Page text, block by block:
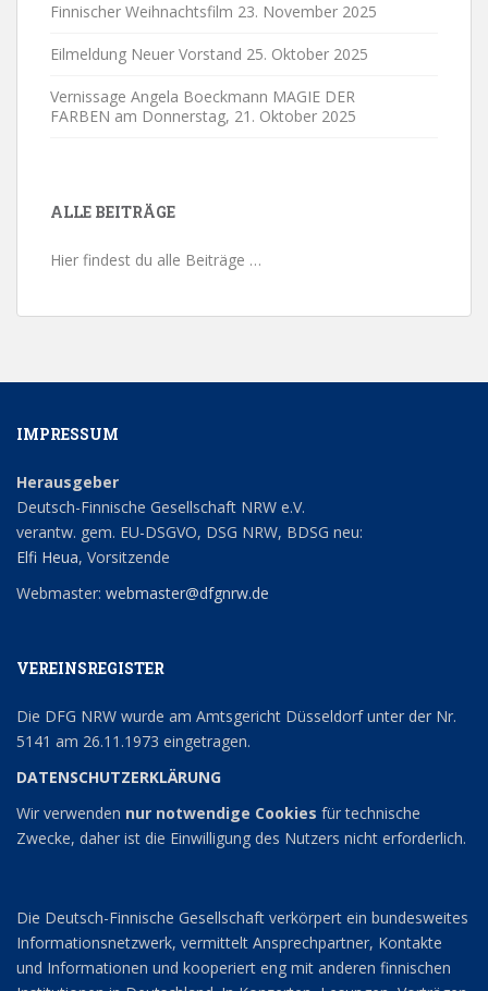
Finnischer Weihnachtsfilm 23. November 2025
Eilmeldung Neuer Vorstand 25. Oktober 2025
Vernissage Angela Boeckmann MAGIE DER
FARBEN am Donnerstag, 21. Oktober 2025
ALLE BEITRÄGE
Hier findest du alle Beiträge …
IMPRESSUM
Herausgeber
Deutsch-Finnische Gesellschaft NRW e.V.
verantw. gem. EU-DSGVO, DSG NRW, BDSG neu:
Elfi Heua, Vorsitzende
Webmaster: webmaster@dfgnrw.de
VEREINSREGISTER
Die DFG NRW wurde am Amtsgericht Düsseldorf unter der Nr.
5141 am 26.11.1973 eingetragen.
DATENSCHUTZERKLÄRUNG
Wir verwenden nur notwendige Cookies für technische
Zwecke, daher ist die Einwilligung des Nutzers nicht erforderlich.
Die Deutsch-Finnische Gesellschaft verkörpert ein bundesweites
Informationsnetzwerk, vermittelt Ansprechpartner, Kontakte
und Informationen und kooperiert eng mit anderen finnischen